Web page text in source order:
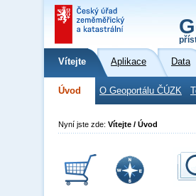
Vítejte Aplikace Data
Úvod O Geoportálu ČÚZK
Nyní jste zde: Vítejte / Úvod